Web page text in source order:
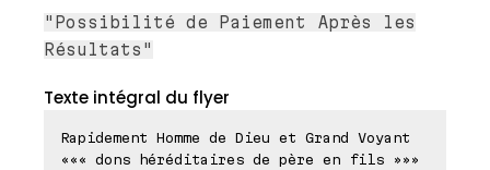
"Possibilité de Paiement Après les
Résultats"
Texte intégral du flyer
Rapidement Homme de Dieu et Grand Voyant
««« dons héréditaires de père en fils »»»